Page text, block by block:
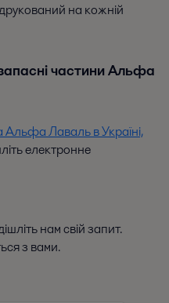
на кожній
частини Альфа
Альфа Лаваль в Україні,
електронне
нам свій запит.
з вами.